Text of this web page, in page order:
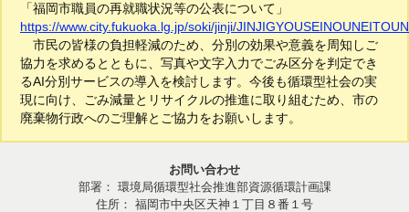
「福岡市職員の再就職状況等の公表について」
https://www.city.fukuoka.lg.jp/soki/jinji/
市民の皆様の負担軽減のため、分別の効果や意義を周知しご
協力を求めるとともに、写真や文字入力でごみ区分を判定でき
るAI分別サービスの導入を検討します。今後も循環型社会の実
現に向け、ごみ減量とリサイクルの推進に取り組むため、市の
廃棄物行政へのご理解とご協力をお願いします。
お問い合わせ
部署： 環境局循環型社会推進部資源循環計画課
住所： 福岡市中央区天神１丁目８番１号